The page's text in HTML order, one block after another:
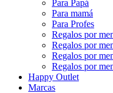
Para Papá
Para mamá
Para Profes
Regalos por
Regalos por
Regalos por
Regalos por
Happy Outlet
Marcas